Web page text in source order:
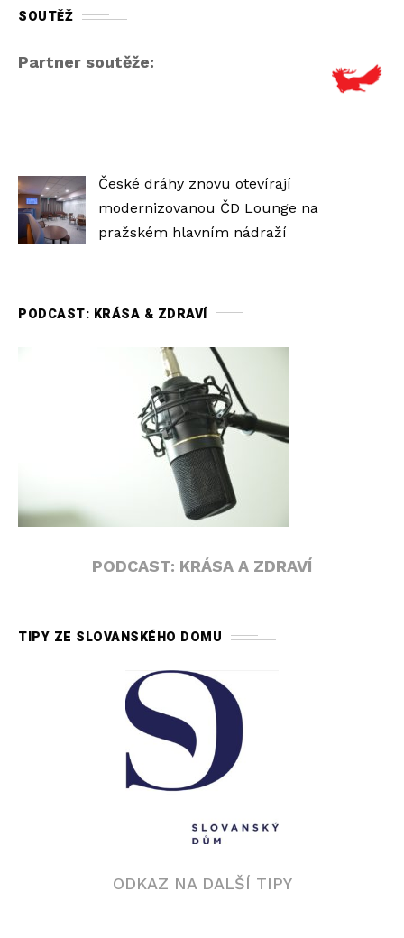
SOUTĚŽ
Partner soutěže:
České dráhy znovu otevírají
modernizovanou ČD Lounge na
pražském hlavním nádraží
PODCAST: KRÁSA & ZDRAVÍ
PODCAST: KRÁSA A ZDRAVÍ
TIPY ZE SLOVANSKÉHO DOMU
ODKAZ NA DALŠÍ TIPY